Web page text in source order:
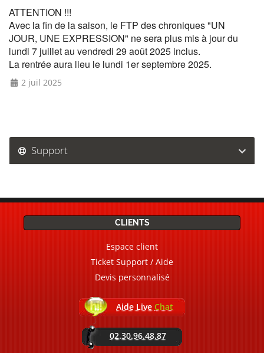
ATTENTION !!!
Avec la fin de la saison, le FTP des chroniques "UN
JOUR, UNE EXPRESSION" ne sera plus mis à jour du
lundi 7 juillet au vendredi 29 août 2025 inclus.
La rentrée aura lieu le lundi 1er septembre 2025.
2 juil 2025
Support
CLIENTS
Espace client
Ticket Support / Aide
Devis personnalisé
Aide Live Chat
02.30.96.48.87